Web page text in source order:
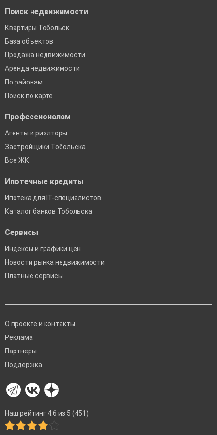
Поиск недвижимости
Квартиры Тобольск
База объектов
Продажа недвижимости
Аренда недвижимости
По районам
Поиск по карте
Профессионалам
Агенты и риэлторы
Застройщики Тобольска
Все ЖК
Ипотечные кредиты
Ипотека для IT-специалистов
Каталог банков Тобольска
Сервисы
Индексы и графики цен
Новости рынка недвижимости
Платные сервисы
О проекте и контакты
Реклама
Партнеры
Поддержка
Наш рейтинг 4.6 из 5 (451)